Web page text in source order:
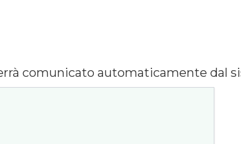
comunicato automaticamente dal